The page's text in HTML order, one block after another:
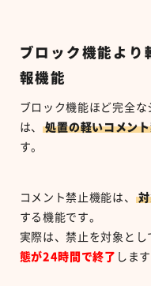
ブロック機能より
報機能
ブロック機能ほど完全
は、
処置の軽いコメン
す。
コメント禁止機能は、
する機能です。
実際は、禁止を対象とし
態が24時間で終了 しま